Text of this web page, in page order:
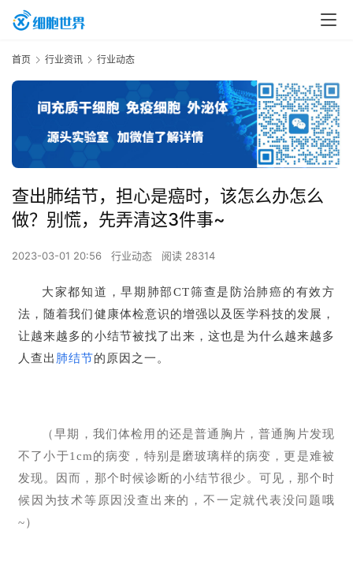
首页 行业资讯 行业动态
查出肺结节，担心是癌时，该怎么办怎么
做？别慌，先弄清这3件事~
2023-03-01 20:56 行业动态 阅读 28314
大家都知道，早期肺部CT筛查是防治肺癌的有效方
法，随着我们健康体检意识的增强以及医学科技的发展，
让越来越多的小结节被找了出来，这也是为什么越来越多
人查出 肺结节的原因之一。
（早期，我们体检用的还是普通胸片，普通胸片发现
不了小于1cm的病变，特别是磨玻璃样的病变，更是难被
发现。因而，那个时候诊断的小结节很少。可见，那个时
候因为技术等原因没查出来的，不一定就代表没问题哦
~）